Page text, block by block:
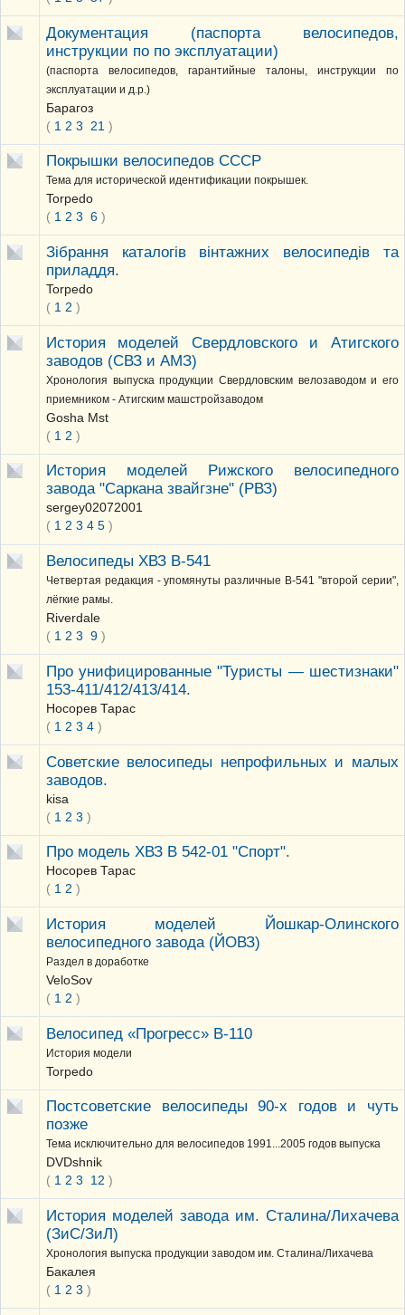
Документация (паспорта велосипедов,
инструкции по по эксплуатации)
(паспорта велосипедов, гарантийные талоны, инструкции по
эксплуатации и д.р.)
Барагоз
( 1 2 3 21 )
Покрышки велосипедов СССР
Тема для исторической идентификации покрышек.
Torpedo
( 1 2 3 6)
Зібрання каталогів вінтажних велосипедів та
приладдя.
Torpedo
( 1 2 )
История моделей Свердловского и Атигского
заводов (СВЗ и АМЗ)
Хронология выпуска продукции Свердловским велозаводом и его
приемником - Атигским машстройзаводом
Gosha Mst
( 1 2 )
История моделей Рижского велосипедного
завода "Саркана звайгзне" (РВЗ)
sergey02072001
( 1 2 3 4 5)
Велосипеды ХВЗ В-541
Четвертая редакция - упомянуты различные В-541 "второй серии",
лёгкие рамы.
Riverdale
( 1 2 3 9)
Про унифицированные "Туристы — шестизнаки"
153-411/412/413/414.
Носорев Тарас
( 1 2 3 4)
Советские велосипеды непрофильных и малых
заводов.
kisa
( 1 2 3 )
Про модель ХВЗ В 542-01 "Спорт".
Носорев Тарас
( 1 2 )
История моделей Йошкар-Олинского
велосипедного завода (ЙОВЗ)
Раздел в доработке
VeloSov
( 1 2 )
Велосипед «Прогресс» В-110
История модели
Torpedo
Постсоветские велосипеды 90-х годов и чуть
позже
Тема исключительно для велосипедов 1991...2005 годов выпуска
DVDshnik
( 1 2 3 12 )
История моделей завода им. Сталина/Лихачева
(ЗиС/ЗиЛ)
Хронология выпуска продукции заводом им. Сталина/Лихачева
Бакалея
( 1 2 3 )